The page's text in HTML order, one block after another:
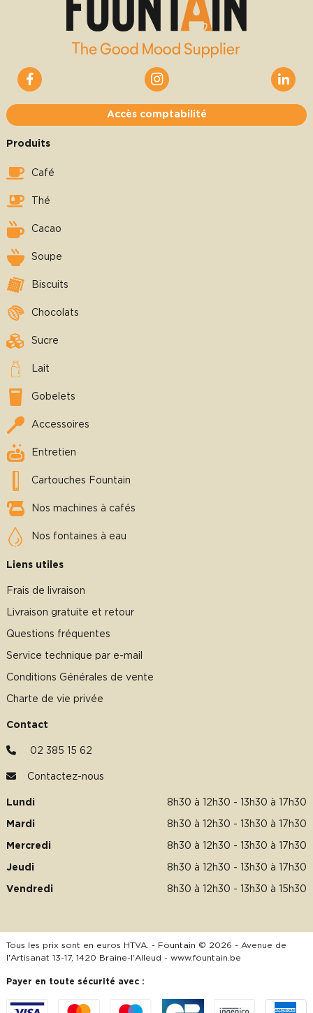
Accès comptabilité
Produits
Café
Thé
Cacao
Soupe
Biscuits
Chocolats
Sucre
Lait
Gobelets
Accessoires
Entretien
Cartouches Fountain
Nos machines à cafés
Nos fontaines à eau
Liens utiles
Frais de livraison
Livraison gratuite et retour
Questions fréquentes
Service technique par e-mail
Conditions Générales de vente
Charte de vie privée
Contact
02 385 15 62
Contactez-nous
Lundi 8h30 à 12h30 - 13h30 à 17h30
Mardi 8h30 à 12h30 - 13h30 à 17h30
Mercredi 8h30 à 12h30 - 13h30 à 17h30
Jeudi 8h30 à 12h30 - 13h30 à 17h30
Vendredi 8h30 à 12h30 - 13h30 à 15h30
Tous les prix sont en euros HTVA. - Fountain © 2026 - Avenue de
l'Artisanat 13-17, 1420 Braine-l'Alleud - www.fountain.be
Payer en toute sécurité avec :